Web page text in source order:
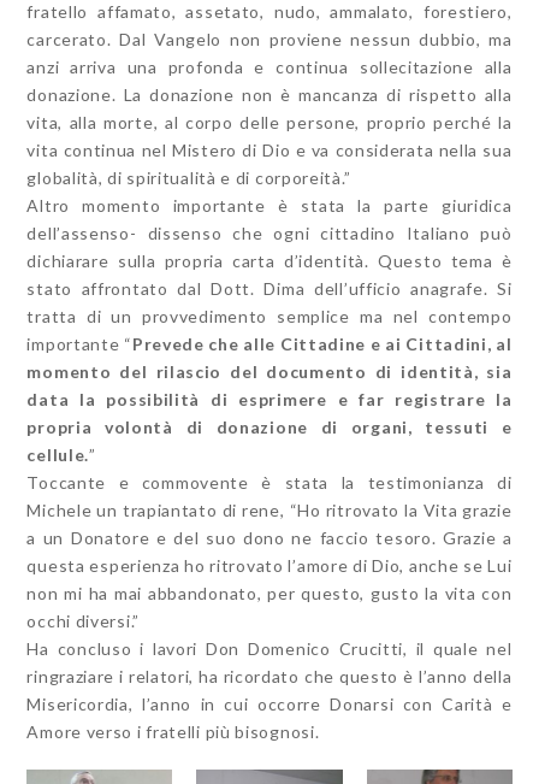
fratello affamato, assetato, nudo, ammalato, forestiero,
carcerato. Dal Vangelo non proviene nessun dubbio, ma
anzi arriva una profonda e continua sollecitazione alla
donazione. La donazione non è mancanza di rispetto alla
vita, alla morte, al corpo delle persone, proprio perché la
vita continua nel Mistero di Dio e va considerata nella sua
globalità, di spiritualità e di corporeità.”
Altro momento importante è stata la parte giuridica
dell’assenso- dissenso che ogni cittadino Italiano può
dichiarare sulla propria carta d’identità. Questo tema è
stato affrontato dal Dott. Dima dell’ufficio anagrafe. Si
tratta di un provvedimento semplice ma nel contempo
importante “Prevede che alle Cittadine e ai Cittadini, al
momento del rilascio del documento di identità, sia
data la possibilità di esprimere e far registrare la
propria volontà di donazione di organi, tessuti e
cellule.”
Toccante e commovente è stata la testimonianza di
Michele un trapiantato di rene, “Ho ritrovato la Vita grazie
a un Donatore e del suo dono ne faccio tesoro. Grazie a
questa esperienza ho ritrovato l’amore di Dio, anche se Lui
non mi ha mai abbandonato, per questo, gusto la vita con
occhi diversi.”
Ha concluso i lavori Don Domenico Crucitti, il quale nel
ringraziare i relatori, ha ricordato che questo è l’anno della
Misericordia, l’anno in cui occorre Donarsi con Carità e
Amore verso i fratelli più bisognosi.